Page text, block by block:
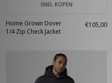
SNEL KOPEN
Home Grown Dover
1/4 Zip Check Jacket
€105,00